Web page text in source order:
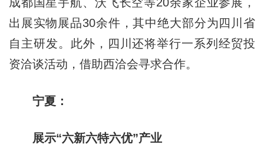
出展实物展品30余件，其中绝大部分为四川省
自主研发。此外，四川还将举行一系列经贸投
资洽谈活动，借助西洽会寻求合作。
宁夏：
展示“六新六特六优”产业